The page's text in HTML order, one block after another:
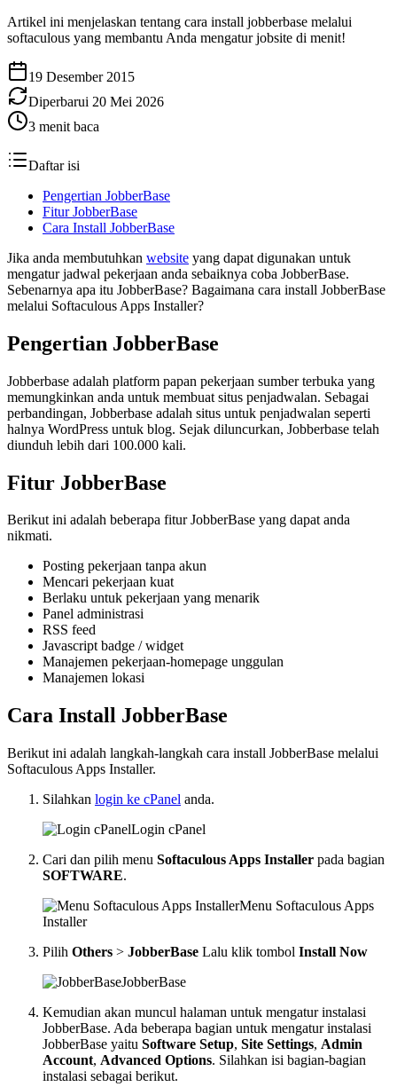
Artikel ini menjelaskan tentang cara install jobberbase melalui
softaculous yang membantu Anda mengatur jobsite di menit!
19 Desember 2015
Diperbarui 20 Mei 2026
3 menit baca
Daftar isi
Pengertian JobberBase
Fitur JobberBase
Cara Install JobberBase
Jika anda membutuhkan website yang dapat digunakan untuk
mengatur jadwal pekerjaan anda sebaiknya coba JobberBase.
Sebenarnya apa itu JobberBase? Bagaimana cara install JobberBase
melalui Softaculous Apps Installer?
Pengertian JobberBase
Jobberbase adalah platform papan pekerjaan sumber terbuka yang
memungkinkan anda untuk membuat situs penjadwalan. Sebagai
perbandingan, Jobberbase adalah situs untuk penjadwalan seperti
halnya WordPress untuk blog. Sejak diluncurkan, Jobberbase telah
diunduh lebih dari 100.000 kali.
Fitur JobberBase
Berikut ini adalah beberapa fitur JobberBase yang dapat anda
nikmati.
Posting pekerjaan tanpa akun
Mencari pekerjaan kuat
Berlaku untuk pekerjaan yang menarik
Panel administrasi
RSS feed
Javascript badge / widget
Manajemen pekerjaan-homepage unggulan
Manajemen lokasi
Cara Install JobberBase
Berikut ini adalah langkah-langkah cara install JobberBase melalui
Softaculous Apps Installer.
Silahkan login ke cPanel anda.
Login cPanel
Cari dan pilih menu Softaculous Apps Installer pada bagian
SOFTWARE.
Menu Softaculous Apps
Installer
Pilih Others > JobberBase Lalu klik tombol Install Now
JobberBase
Kemudian akan muncul halaman untuk mengatur instalasi
JobberBase. Ada beberapa bagian untuk mengatur instalasi
JobberBase yaitu Software Setup, Site Settings, Admin
Account, Advanced Options. Silahkan isi bagian-bagian
instalasi sebagai berikut.